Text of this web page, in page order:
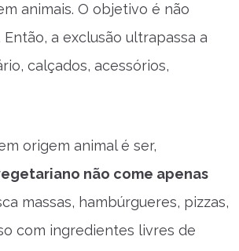
animais. O objetivo é não
a exclusão ultrapassa a
calçados, acessórios,
origem animal é ser,
não come apenas
massas, hambúrgueres, pizzas,
com ingredientes livres de